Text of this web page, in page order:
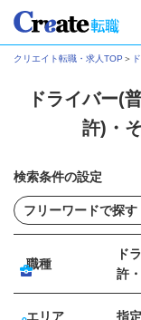
クリエイト転職・求人TOP ＞
ドライバー(
許)・
検索条件の設定
職種
ド
許
エリア 指